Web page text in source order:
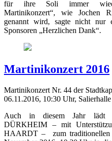
für ihre Soli immer
Martinikonzert“, wie Jochen
genannt wird, sagte nicht nur
Sponsoren „Herzlichen Dank“.
Martinikonzert 2016
Martinikonzert Nr. 44 der
06.11.2016, 10:30 Uhr,
Auch in diesem Jahr lädt
DÜRKHEIM – mit
HAARDT – zum traditionellen